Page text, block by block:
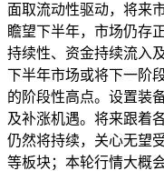
面取流动性驱动，将来
瞻望下半年，市场仍存
持续性、资金持续流入
下半年市场或将下一阶
的阶段性高点。设置装
及补涨机遇。将来跟着
仍然将持续，关心无望
等板块；本轮行情大概